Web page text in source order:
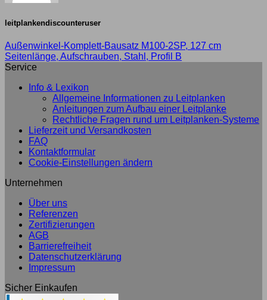
leitplankendiscounteruser
Außenwinkel-Komplett-Bausatz M100-2SP, 127 cm
Seitenlänge, Aufschrauben, Stahl, Profil B
Service
Info & Lexikon
Allgemeine Informationen zu Leitplanken
Anleitungen zum Aufbau einer Leitplanke
Rechtliche Fragen rund um Leitplanken-Systeme
Lieferzeit und Versandkosten
FAQ
Kontaktformular
Cookie-Einstellungen ändern
Unternehmen
Über uns
Referenzen
Zertifizierungen
AGB
Barrierefreiheit
Datenschutzerklärung
Impressum
Sicher Einkaufen